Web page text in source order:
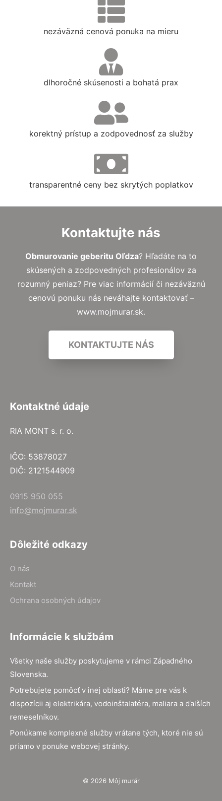
nezáväzná cenová ponuka na mieru
dlhoročné skúsenosti a bohatá prax
korektný prístup a zodpovednosť za služby
transparentné ceny bez skrytých poplatkov
Kontaktujte nás
Obmurovanie geberitu Oľdza? Hľadáte na to
skúsených a zodpovedných profesionálov za
rozumný peniaz? Pre viac informácií či nezáväznú
cenovú ponuku nás neváhajte kontaktovať –
www.mojmurar.sk.
KONTAKTUJTE NÁS
Kontaktné údaje
RIA MONT s. r. o.
IČO: 53878027
DIČ: 2121544909
0915 950 055
info@mojmurar.sk
Dôležité odkazy
O nás
Kontakt
Ochrana osobných údajov
Informácie k službám
Všetky naše služby poskytujeme v rámci Západného
Slovenska.
Potrebujete pomôcť v inej oblasti? Máme pre vás k
dispozícii aj elektrikára, vodoinštalatéra, maliara a ďalších
remeselníkov.
Ponúkame komplexné služby vrátane tých, ktoré nie sú
priamo v ponuke webovej stránky.
© 2026 Môj murár